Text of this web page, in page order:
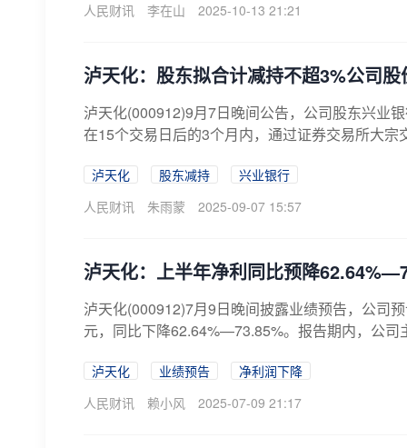
人民财讯
李在山 2025-10-13 21:21
泸天化：股东拟合计减持不超3%公司股
泸天化(000912)9月7日晚间公告，公司股东兴业
在15个交易日后的3个月内，通过证券交易所大
泸天化 股东减持
兴业银行
人民财讯
朱雨蒙 2025-09-07 15:57
泸天化：上半年净利同比预降
泸天化(000912)7月9日晚间披露业绩预告，公司
元，同比下降62.64%—73.85%。报告期内，公司
泸天化 业绩预告
净利润下降
人民财讯
赖小风 2025-07-09 21:17